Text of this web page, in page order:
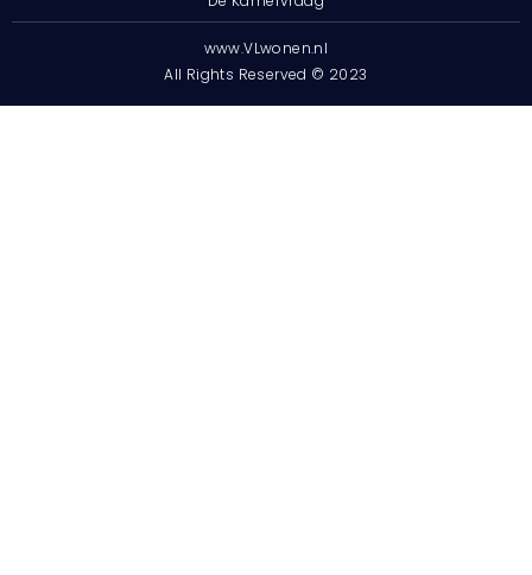
www.VLwonen.nl
All Rights Reserved © 2023